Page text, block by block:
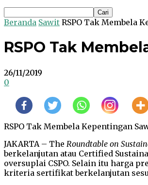
Beranda Sawit RSPO Tak Membela
RSPO Tak
26/11/2019
0
RSPO Tak Membela Kepentingan
JAKARTA – The Roundtable on
berkelanjutan atau Certified
oversuplai CSPO. Selain itu harga
kriteria sertifikat berkelanjutan